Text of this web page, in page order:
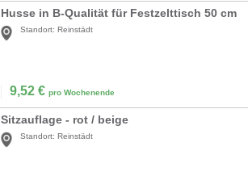
Husse in B-Qualität für Festzelttisch 50 cm
Standort: Reinstädt
9,52 € pro Wochenende
Sitzauflage - rot / beige
Standort: Reinstädt